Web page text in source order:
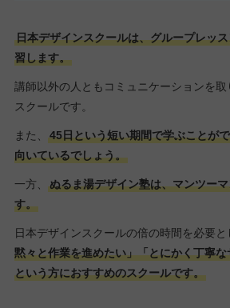
日本デザインスクールは、グループレッ
習します。
講師以外の人ともコミュニケーションを
スクールです。
また、
45日という短い期間で学ぶことが
向いているでしょう。
一方、
ぬるま湯デザイン塾は、マンツー
す。
日本デザインスクールの倍の時間を必要と
黙々と作業を進めたい」「とにかく丁寧
という方におすすめのスクールです。